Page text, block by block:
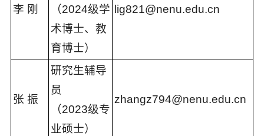
李 刚
（2024级学
术博士、教
育博士）
lig821@nenu.edu.cn
张 振
研究生辅导
员
（2023级专
业硕士）
zhangz794@nenu.edu.cn